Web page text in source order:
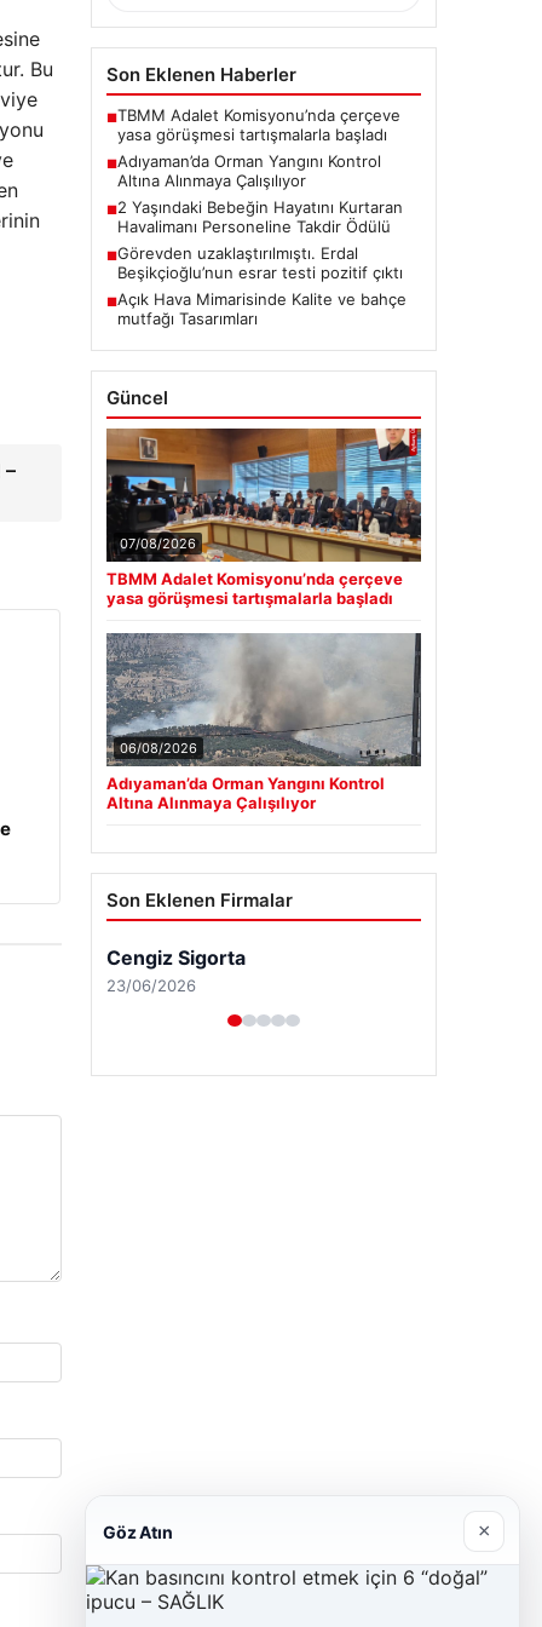
Bu
–
Son Eklenen Haberler
■TBMM Adalet Komisyonu’nda çerçeve
yasa görüşmesi tartışmalarla başladı
■Adıyaman’da Orman Yangını Kontrol
Altına Alınmaya Çalışılıyor
■2 Yaşındaki Bebeğin Hayatını Kurtaran
Havalimanı Personeline Takdir Ödülü
■Görevden uzaklaştırılmıştı. Erdal
Beşikçioğlu’nun esrar testi pozitif çıktı
■Açık Hava Mimarisinde Kalite ve bahçe
mutfağı Tasarımları
Güncel
07/08/2026
TBMM Adalet Komisyonu’nda çerçeve
yasa görüşmesi tartışmalarla başladı
06/08/2026
Adıyaman’da Orman Yangını Kontrol
Altına Alınmaya Çalışılıyor
Son Eklenen Firmalar
Cengiz Sigorta
23/06/2026
Göz Atın ×